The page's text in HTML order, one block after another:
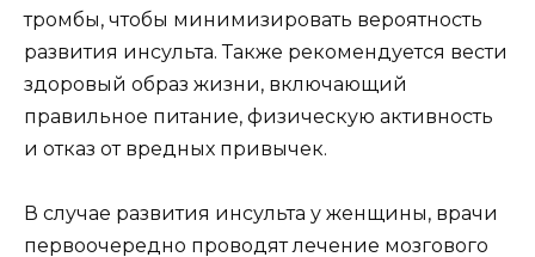
тромбы, чтобы минимизировать вероятность
развития инсульта. Также рекомендуется вести
здоровый образ жизни, включающий
правильное питание, физическую активность
и отказ от вредных привычек.
В случае развития инсульта у женщины, врачи
первоочередно проводят лечение мозгового